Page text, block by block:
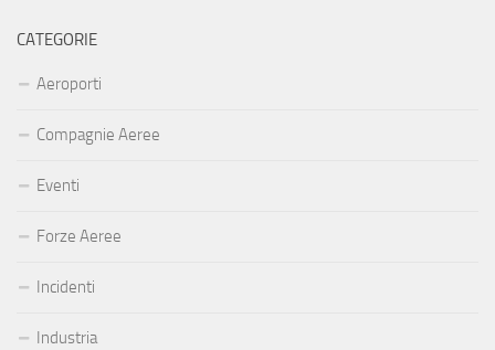
CATEGORIE
Aeroporti
Compagnie Aeree
Eventi
Forze Aeree
Incidenti
Industria